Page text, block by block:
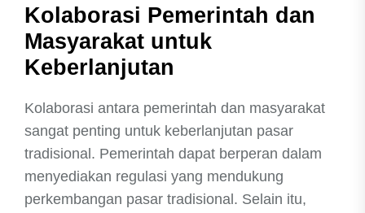
Kolaborasi Pemerintah dan
Masyarakat untuk
Keberlanjutan
Kolaborasi antara pemerintah dan masyarakat
sangat penting untuk keberlanjutan pasar
tradisional. Pemerintah dapat berperan dalam
menyediakan regulasi yang mendukung
perkembangan pasar tradisional. Selain itu,